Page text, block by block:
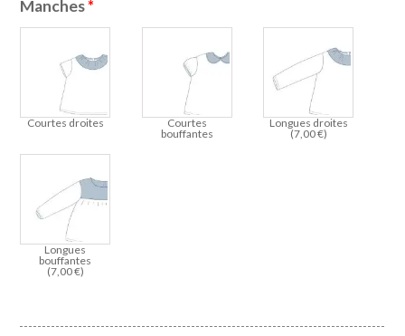
Manches*
Courtes droites
Courtes
bouffantes
Longues droites
(7,00€)
Longues
bouffantes
(7,00€)